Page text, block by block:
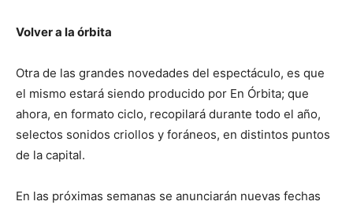
Volver a la órbita
Otra de las grandes novedades del espectáculo, es que
el mismo estará siendo producido por En Órbita; que
ahora, en formato ciclo, recopilará durante todo el año,
selectos sonidos criollos y foráneos, en distintos puntos
de la capital.
En las próximas semanas se anunciarán nuevas fechas